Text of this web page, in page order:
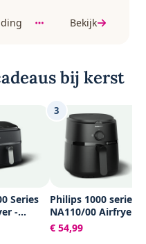
Bekijk
bij kerst
Series
-
Dubbele
Tot 6
3
Philips 1000 series -
NA110/00 Airfryer -
3,2 l - RapidAir -
1300W
€ 54,99